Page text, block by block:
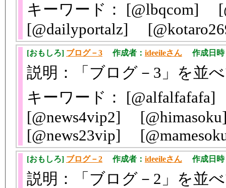
キーワード： [@lbqcom]
[@dailyportalz]
[おもしろ] ブログ－3 作成者： ideeileさん 作成日時
説明：「ブログ－3」を並
キーワード：
[@news4vip2]
[@news23vip]
[おもしろ] ブログ－2 作成者： ideeileさん 作成日時
説明：「ブログ－2」を並